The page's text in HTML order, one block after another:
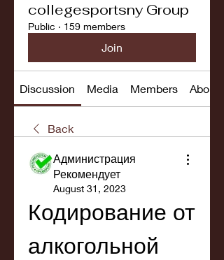
collegesportsny Group
Public · 159 members
Join
Discussion Media Members About
Back
Администрация
Рекомендует
August 31, 2023
Кодирование от
алкогольной